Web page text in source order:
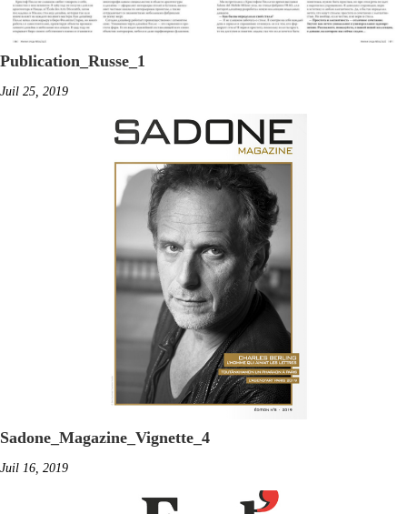
Publication_Russe_1
Juil 25, 2019
Sadone_Magazine_Vignette_4
Juil 16, 2019